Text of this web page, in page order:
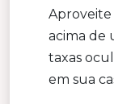
Aproveite
acima de
taxas
em sua